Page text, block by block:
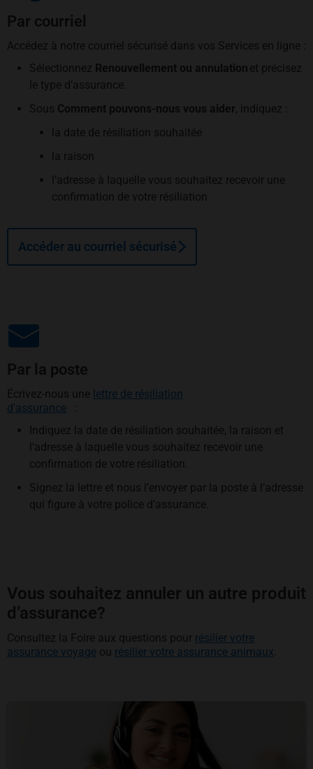
Par courriel
Accédez à notre courriel sécurisé dans vos Services en ligne :
Sélectionnez Renouvellement ou annulation et précisez
le type d’assurance.
Sous Comment pouvons-nous vous aider, indiquez :
la date de résiliation souhaitée
la raison
l’adresse à laquelle vous souhaitez recevoir une
confirmation de votre résiliation
Accéder au courriel sécurisé
Par la poste
Écrivez-nous une lettre de résiliation
d'assurances’ouvre dans un nouvel onglet
Indiquez la date de résiliation souhaitée, la raison et
l’adresse à laquelle vous souhaitez recevoir une
confirmation de votre résiliation.
Signez la lettre et nous l’envoyer par la poste à l’adresse
qui figure à votre police d’assurance.
Vous souhaitez annuler un autre produit
d’assurance?
Consultez la Foire aux questions pour résilier votre
assurance voyage ou résilier votre assurance animaux